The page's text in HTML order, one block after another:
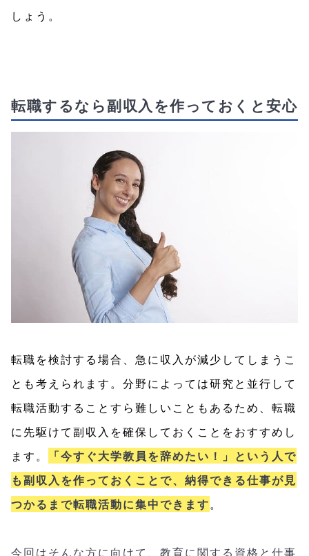
しょう。
転職するなら副収入を作っておくと安心
転職を検討する場合、急に収入が減少してしまうこ
とも考えられます。分野によっては研究と並行して
転職活動することすら難しいこともあるため、転職
に先駆けて副収入を確保しておくことをおすすめし
ます。
「今すぐ大学教員を辞めたい！」という人で
も副収入を作っておくことで、納得できる仕事が見
つかるまで転職活動に集中できます。
今回はそんな方に向けて、教育に関する資格と仕事